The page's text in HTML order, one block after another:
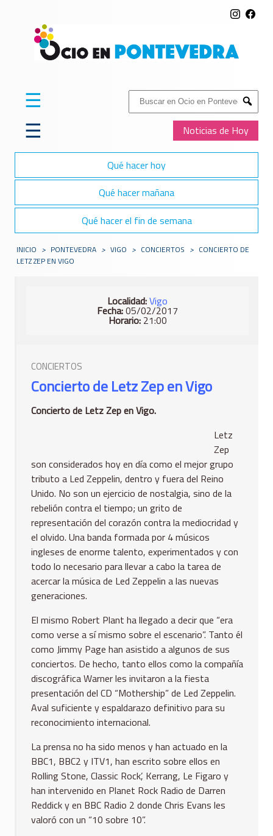
Buscar:
Submit
Noticias de Hoy
☰
☰
Qué hacer hoy
Qué hacer mañana
Qué hacer el fin de semana
INICIO > PONTEVEDRA > VIGO > CONCIERTOS > CONCIERTO DE
LETZ ZEP EN VIGO
Localidad:Vigo
Fecha:05/02/2017
Horario:21:00
CONCIERTOS
Concierto de Letz Zep en Vigo
Concierto de Letz Zep en Vigo.
Letz
Zep
son considerados hoy en día como el mejor grupo
tributo a Led Zeppelin, dentro y fuera del Reino
Unido. No son un ejercicio de nostalgia, sino de la
rebelión contra el tiempo; un grito de
representación del corazón contra la mediocridad y
el olvido. Una banda formada por 4 músicos
ingleses de enorme talento, experimentados y con
todo lo necesario para llevar a cabo la tarea de
acercar la música de Led Zeppelin a las nuevas
generaciones.
El mismo Robert Plant ha llegado a decir que “era
como verse a sí mismo sobre el escenario”. Tanto él
como Jimmy Page han asistido a algunos de sus
conciertos. De hecho, tanto ellos como la compañía
discográfica Warner les invitaron a la fiesta
presentación del CD “Mothership” de Led Zeppelin.
Aval suficiente y espaldarazo definitivo para su
reconocimiento internacional.
La prensa no ha sido menos y han actuado en la
BBC1, BBC2 y ITV1, han escrito sobre ellos en
Rolling Stone, Classic Rock’, Kerrang, Le Figaro y
han intervenido en Planet Rock Radio de Darren
Reddick y en BBC Radio 2 donde Chris Evans les
valoró con un “10 sobre 10”.